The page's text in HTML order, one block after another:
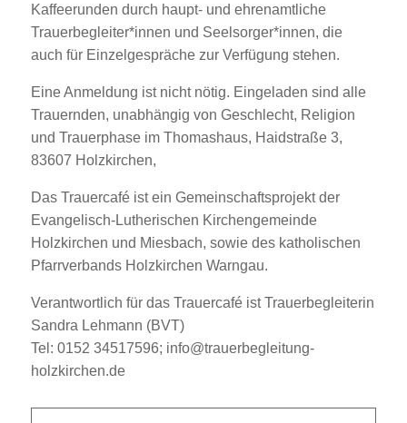
Kaffeerunden durch haupt- und ehrenamtliche
Trauerbegleiter*innen und Seelsorger*innen, die
auch für Einzelgespräche zur Verfügung stehen.
Eine Anmeldung ist nicht nötig. Eingeladen sind alle
Trauernden, unabhängig von Geschlecht, Religion
und Trauerphase im Thomashaus, Haidstraße 3,
83607 Holzkirchen,
Das Trauercafé ist ein Gemeinschaftsprojekt der
Evangelisch-Lutherischen Kirchengemeinde
Holzkirchen und Miesbach, sowie des katholischen
Pfarrverbands Holzkirchen Warngau.
Verantwortlich für das Trauercafé ist Trauerbegleiterin
Sandra Lehmann (BVT)
Tel: 0152 34517596; info@trauerbegleitung-
holzkirchen.de